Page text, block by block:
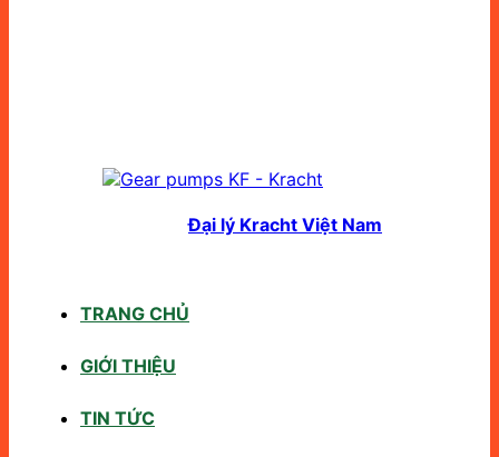
Đại lý Kracht Việt Nam
TRANG CHỦ
GIỚI THIỆU
TIN TỨC